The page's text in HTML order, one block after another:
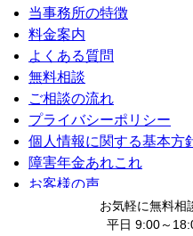
お気軽に無料相
平日 9:00～
当事務所の特徴
料金案内
よくある質問
無料相談
ご相談の流れ
プライバシーポリシー
個人情報に関する基本方
障害年金あれこれ
お客様の声
専門家を呼んで話を聞い
障害年金に関するコラム